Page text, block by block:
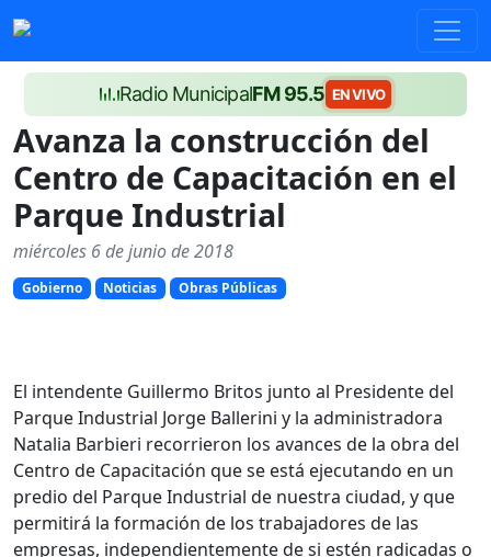
Radio MunicipalFM 95.5 EN VIVO
Avanza la construcción del
Centro de Capacitación en el
Parque Industrial
miércoles 6 de junio de 2018
Gobierno Noticias Obras Públicas
El intendente Guillermo Britos junto al Presidente del
Parque Industrial Jorge Ballerini y la administradora
Natalia Barbieri recorrieron los avances de la obra del
Centro de Capacitación que se está ejecutando en un
predio del Parque Industrial de nuestra ciudad, y que
permitirá la formación de los trabajadores de las
empresas, independientemente de si estén radicadas o